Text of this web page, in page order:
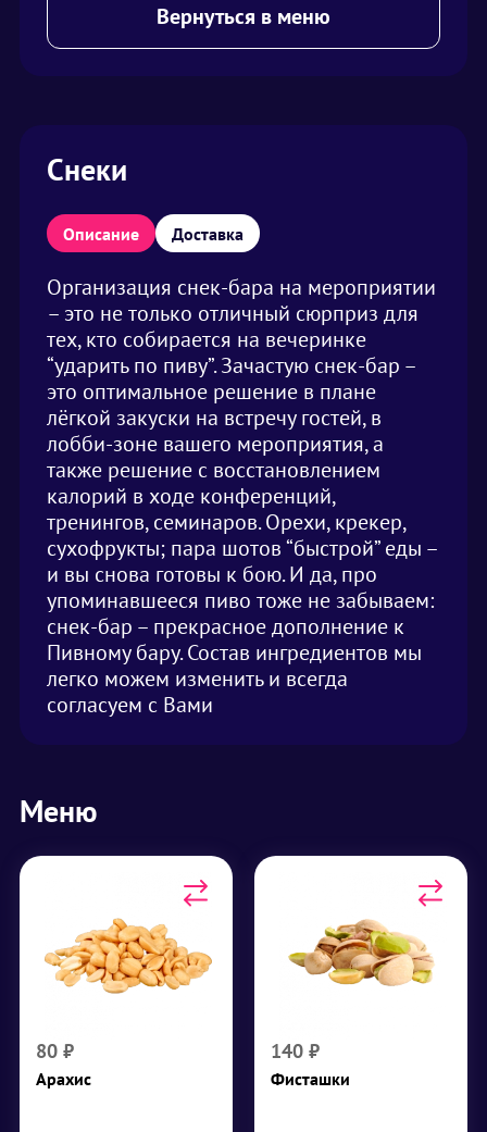
Вернуться в меню
Снеки
Описание Доставка
Организация снек-бара на мероприятии
– это не только отличный сюрприз для
тех, кто собирается на вечеринке
“ударить по пиву”. Зачастую снек-бар –
это оптимальное решение в плане
лёгкой закуски на встречу гостей, в
лобби-зоне вашего мероприятия, а
также решение с восстановлением
калорий в ходе конференций,
тренингов, семинаров. Орехи, крекер,
сухофрукты; пара шотов “быстрой” еды –
и вы снова готовы к бою. И да, про
упоминавшееся пиво тоже не забываем:
снек-бар – прекрасное дополнение к
Пивному бару. Состав ингредиентов мы
легко можем изменить и всегда
согласуем с Вами
Меню
80 ₽
Арахис
Арахис
40
г
Арахис, соль
140 ₽
Фисташки
Фисташки
140
₽